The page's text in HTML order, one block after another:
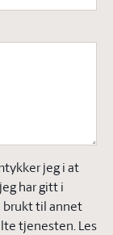
jeg i at
har gitt i
brukt til annet
tjenesten. Les